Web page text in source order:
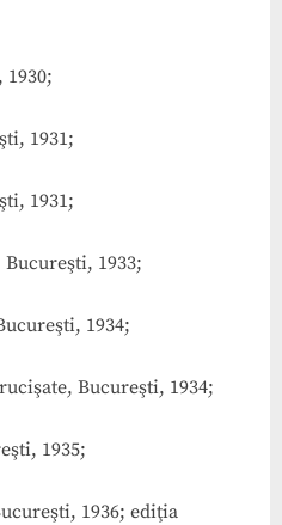
1930;
1931;
1931;
1933;
1934;
Bucureşti, 1934;
1935;
1936; ediţia